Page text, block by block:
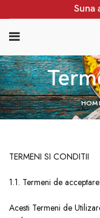
Suna
TERMENI SI CONDITII
1.1. Termeni de
Acesti Termeni de